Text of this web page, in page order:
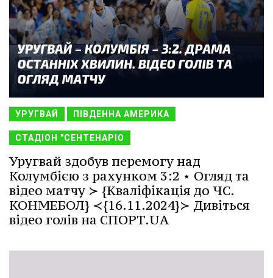
УРУГВАЙ ПІВДЕННА АМЕРИКА
СТАДІОН "СЕНТЕНАРІО
Уругвай здобув перемогу над
Колумбією з рахунком 3:2 ⋆ Огляд та
відео матчу ≻ {Кваліфікація до ЧС.
КОНМЕБОЛ} ≺{16.11.2024}≻ Дивіться
відео голів на СПОРТ.UA